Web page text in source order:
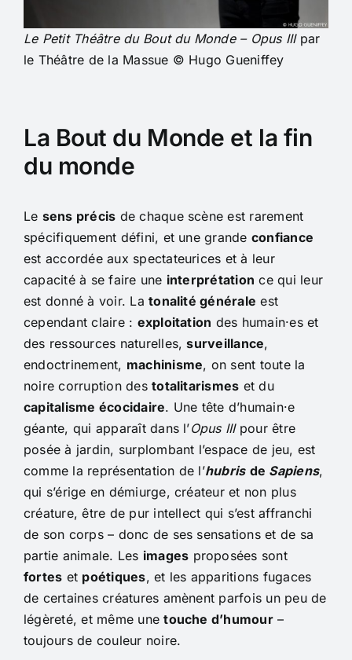
Le Petit Théâtre du Bout du Monde – Opus IIIpar
le Théâtre de la Massue © Hugo Gueniffey
La Bout du Monde et la fin
du monde
Le sens précis de chaque scène est rarement
spécifiquement défini, et une grande confiance
est accordée aux spectateurices et à leur
capacité à se faire une interprétation ce qui leur
est donné à voir. Latonalité générale est
cependant claire : exploitation des humain·es et
des ressources naturelles,surveillance,
endoctrinement, machinisme, on sent toute la
noire corruption destotalitarismes et du
capitalisme écocidaire. Une tête d’humain·e
géante, qui apparaît dans l’Opus IIIpour être
posée à jardin, surplombant l’espace de jeu, est
comme la représentation de l’hubris de Sapiens,
qui s’érige en démiurge, créateur et non plus
créature, être de pur intellect qui s’est affranchi
de son corps – donc de ses sensations et de sa
partie animale. Les images proposées sont
fortes et poétiques, et les apparitions fugaces
de certaines créatures amènent parfois un peu de
légèreté, et même unetouche d’humour–
toujours de couleur noire.